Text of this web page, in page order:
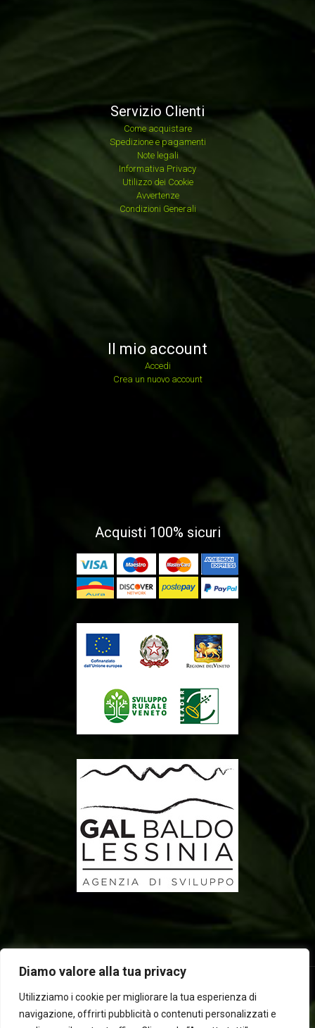
Diamo valore alla tua privacy
Utilizziamo i cookie per migliorare la tua esperienza di
navigazione, offrirti pubblicità o contenuti personalizzati e
Servizio Clienti
Come acquistare
Spedizione e pagamenti
Note legali
Informativa Privacy
Utilizzo dei Cookie
Avvertenze
Condizioni Generali
Il mio account
Accedi
Crea un nuovo account
Acquisti 100% sicuri